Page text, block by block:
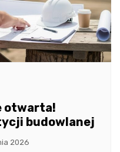
otwarta!
budowlanej
2026